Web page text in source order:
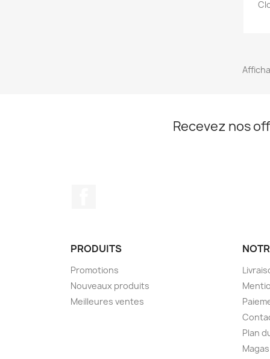
Recevez nos
PRODUITS
Promotions
Nouveaux produits
Meilleures ventes
Plan